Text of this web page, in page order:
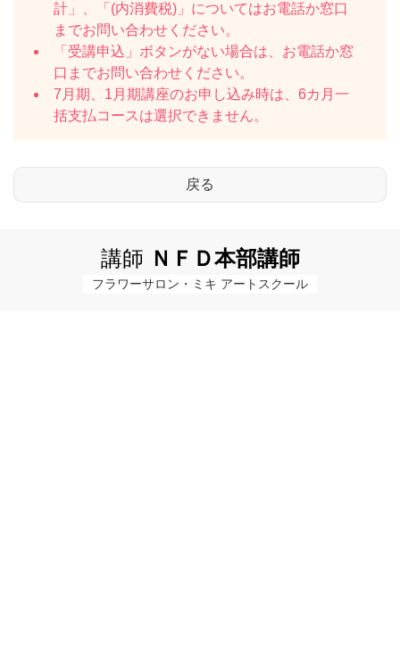
計」、「(内消費税)」についてはお電話か窓口
までお問い合わせください。
「受講申込」ボタンがない場合は、お電話か窓
口までお問い合わせください。
7月期、1月期講座のお申し込み時は、6カ月一
括支払コースは選択できません。
講師 ＮＦＤ本部講師
フラワーサロン・ミキ アートスクール